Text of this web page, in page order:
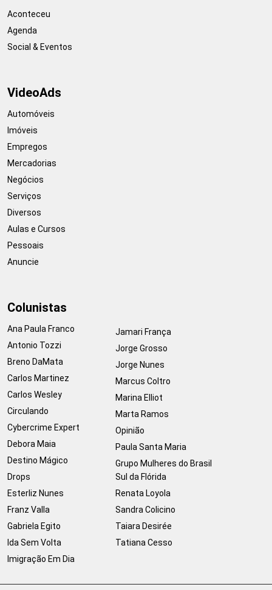
Aconteceu
Agenda
Social & Eventos
VideoAds
Automóveis
Imóveis
Empregos
Mercadorias
Negócios
Serviços
Diversos
Aulas e Cursos
Pessoais
Anuncie
Colunistas
Ana Paula Franco
Antonio Tozzi
Breno DaMata
Carlos Martinez
Carlos Wesley
Circulando
Cybercrime Expert
Debora Maia
Destino Mágico
Drops
Esterliz Nunes
Franz Valla
Gabriela Egito
Ida Sem Volta
Imigração Em Dia
Jamari França
Jorge Grosso
Jorge Nunes
Marcus Coltro
Marina Elliot
Marta Ramos
Opinião
Paula Santa Maria
Grupo Mulheres do Brasil
Sul da Flórida
Renata Loyola
Sandra Colicino
Taiara Desirée
Tatiana Cesso